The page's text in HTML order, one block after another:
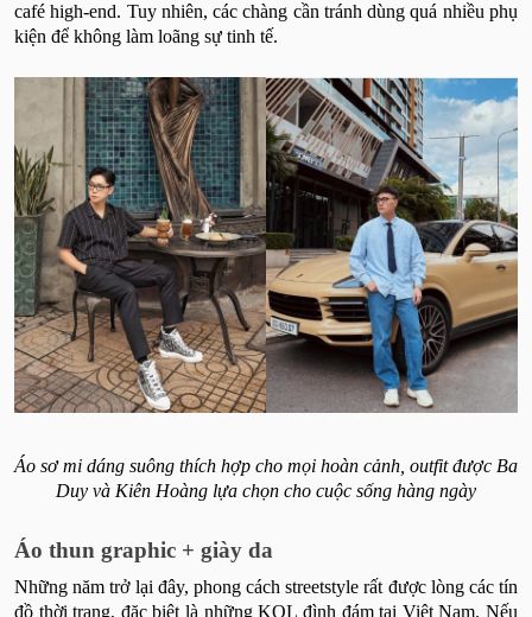
café high-end. Tuy nhiên, các chàng cần tránh dùng quá nhiều phụ
kiện để không làm loãng sự tinh tế.
Áo sơ mi dáng suông thích hợp cho mọi hoàn cảnh, outfit được Ba
Duy và Kiên Hoàng lựa chọn cho cuộc sống hàng ngày
Áo thun graphic + giày da
Những năm trở lại đây, phong cách streetstyle rất được lòng các tín
đồ thời trang, đặc biệt là những KOL đình đám tại Việt Nam. Nếu